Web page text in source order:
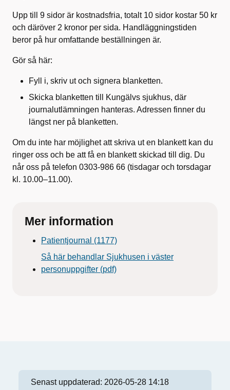
Upp till 9 sidor är kostnadsfria, totalt 10 sidor kostar 50 kr
och däröver 2 kronor per sida. Handläggningstiden
beror på hur omfattande beställningen är.
Gör så här:
Fyll i, skriv ut och signera blanketten.
Skicka blanketten till Kungälvs sjukhus, där
journalutlämningen hanteras. Adressen finner du
längst ner på blanketten.
Om du inte har möjlighet att skriva ut en blankett kan du
ringer oss och be att få en blankett skickad till dig. Du
når oss på telefon 0303-986 66 (tisdagar och torsdagar
kl. 10.00–11.00).
Mer information
Patientjournal (1177)
Så här behandlar Sjukhusen i väster
personuppgifter (pdf)
Senast uppdaterad: 2026-05-28 14:18